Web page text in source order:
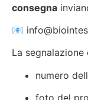
consegna
📧
La
numero